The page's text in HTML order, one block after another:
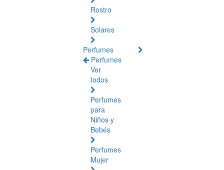
Rostro
Solares
Perfumes
Perfumes
Ver
todos
Perfumes
para
Niños y
Bebés
Perfumes
Mujer